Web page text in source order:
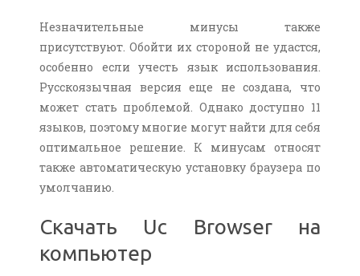
Незначительные минусы также
присутствуют. Обойти их стороной не удастся,
особенно если учесть язык использования.
Русскоязычная версия еще не создана, что
может стать проблемой. Однако доступно 11
языков, поэтому многие могут найти для себя
оптимальное решение. К минусам относят
также автоматическую установку браузера по
умолчанию.
Скачать Uc Browser на
компьютер